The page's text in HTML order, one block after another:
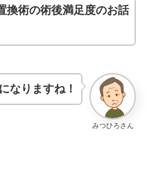
換術の術後満足度のお話
みつひろさん
なりますね！